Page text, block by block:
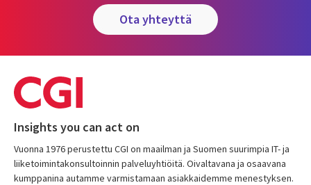
ota yhteyttä
Insights you can act on
Vuonna 1976 perustettu CGI on maailman ja Suomen suurimpia IT- ja
liiketoimintakonsultoinnin palveluyhtiöitä. Oivaltavana ja osaavana
kumppanina autamme varmistamaan asiakkaidemme menestyksen.